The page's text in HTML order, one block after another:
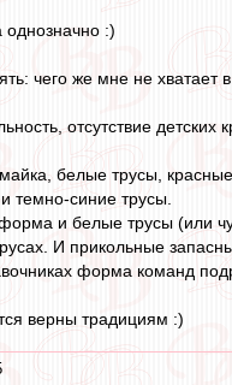
:)
чего же мне не
отсутствие
белые трусы,
темно-синие трусы.
и белые трусы (или
И прикольные
форма команд
верны традициям :)